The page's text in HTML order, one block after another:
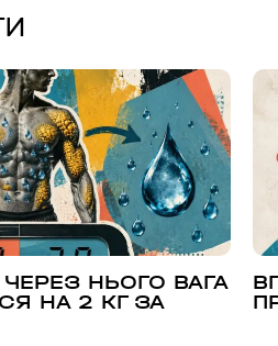
НЬОГО ВАГА
НА 2 КГ ЗА